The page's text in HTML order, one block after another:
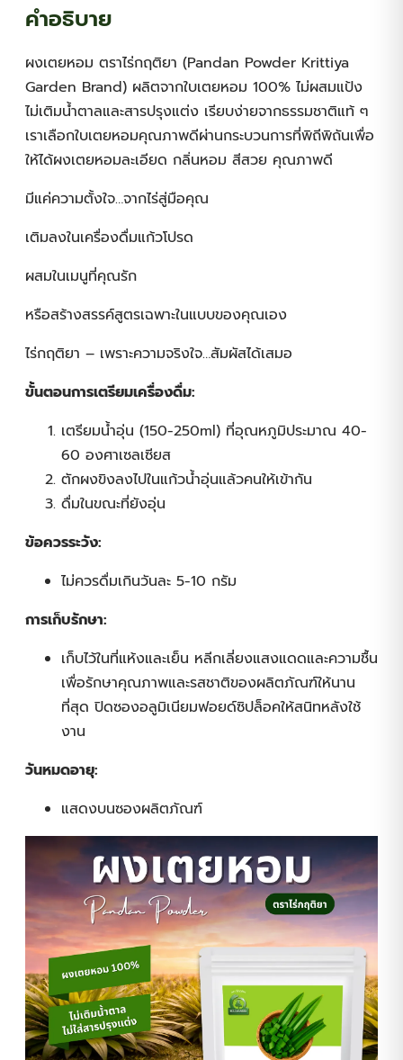
คำอธิบาย
ผงเตยหอม ตราไร่กฤติยา (Pandan Powder Krittiya
Garden Brand) ผลิตจากใบเตยหอม 100% ไม่ผสมแป้ง
ไม่เติมน้ำตาลและสารปรุงแต่ง เรียบง่ายจากธรรมชาติแท้ ๆ
เราเลือกใบเตยหอมคุณภาพดีผ่านกระบวนการที่พิถีพิถันเพื่อ
ให้ได้ผงเตยหอมละเอียด กลิ่นหอม สีสวย คุณภาพดี
มีแค่ความตั้งใจ…จากไร่สู่มือคุณ
เติมลงในเครื่องดื่มแก้วโปรด
ผสมในเมนูที่คุณรัก
หรือสร้างสรรค์สูตรเฉพาะในแบบของคุณเอง
ไร่กฤติยา – เพราะความจริงใจ…สัมผัสได้เสมอ
ขั้นตอนการเตรียมเครื่องดื่ม:
เตรียมน้ำอุ่น (150-250ml) ที่อุณหภูมิประมาณ 40-
60 องศาเซลเซียส
ตักผงขิงลงไปในแก้วน้ำอุ่นแล้วคนให้เข้ากัน
ดื่มในขณะที่ยังอุ่น
ข้อควรระวัง:
ไม่ควรดื่มเกินวันละ 5-10 กรัม
การเก็บรักษา:
เก็บไว้ในที่แห้งและเย็น หลีกเลี่ยงแสงแดดและความชื้น
เพื่อรักษาคุณภาพและรสชาติของผลิตภัณฑ์ให้นาน
ที่สุด ปิดซองอลูมิเนียมฟอยด์ซิปล็อคให้สนิทหลังใช้
งาน
วันหมดอายุ:
แสดงบนซองผลิตภัณฑ์